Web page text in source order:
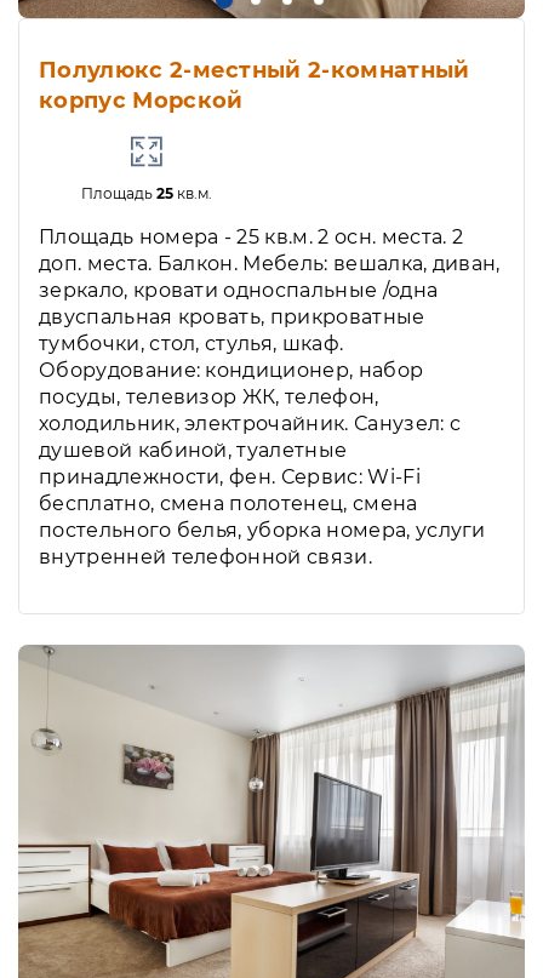
Полулюкс 2-местный 2-комнатный
корпус Морской
Площадь 25кв.м.
Площадь номера - 25 кв.м. 2 осн. места. 2
доп. места. Балкон. Мебель: вешалка, диван,
зеркало, кровати односпальные /одна
двуспальная кровать, прикроватные
тумбочки, стол, стулья, шкаф.
Оборудование: кондиционер, набор
посуды, телевизор ЖК, телефон,
холодильник, электрочайник. Санузел: с
душевой кабиной, туалетные
принадлежности, фен. Сервис: Wi-Fi
бесплатно, смена полотенец, смена
постельного белья, уборка номера, услуги
внутренней телефонной связи.